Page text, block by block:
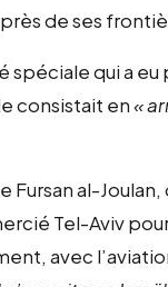
de ses
spéciale qui a
consistait en«
al-Joulan,
Tel-Aviv
avec